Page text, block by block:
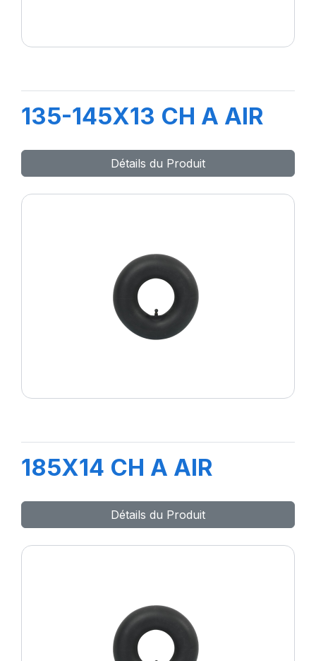
135-145X13 CH A AIR
Détails du Produit
185X14 CH A AIR
Détails du Produit